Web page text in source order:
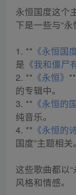
永恒国度这个
下是一些与“永
1. ** 《永恒国
是 《我和僵尸
2. ** 《永恒》
的专辑中。
3. ** 《永恒的
纯音乐。
4. ** 《永恒的
国度”主题相关。
这些歌曲都以
风格和情感。